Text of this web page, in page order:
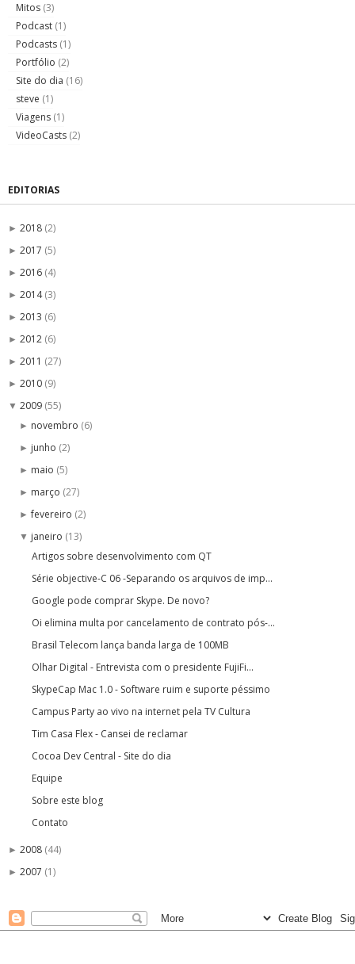
Mitos (3)
Podcast (1)
Podcasts (1)
Portfólio (2)
Site do dia (16)
steve (1)
Viagens (1)
VideoCasts (2)
EDITORIAS
► 2018 (2)
► 2017 (5)
► 2016 (4)
► 2014(3)
► 2013 (6)
► 2012 (6)
► 2011 (27)
► 2010 (9)
▼ 2009 (55)
► novembro (6)
► junho (2)
► maio (5)
► março (27)
►fevereiro (2)
▼ janeiro (13)
Artigos sobre desenvolvimento com QT
Série objective-C 06 -Separando os arquivos de imp...
Google pode comprar Skype. De novo?
Oi elimina multa por cancelamento de contrato pós-...
Brasil Telecom lança banda larga de 100MB
Olhar Digital - Entrevista com o presidente FujiFi...
SkypeCap Mac 1.0 - Software ruim e suporte péssimo
Campus Party ao vivo na internet pela TV Cultura
Tim Casa Flex - Cansei de reclamar
Cocoa Dev Central - Site do dia
Equipe
Sobre este blog
Contato
► 2008 (44)
► 2007 (1)